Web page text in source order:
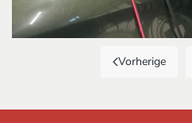
Vorherige